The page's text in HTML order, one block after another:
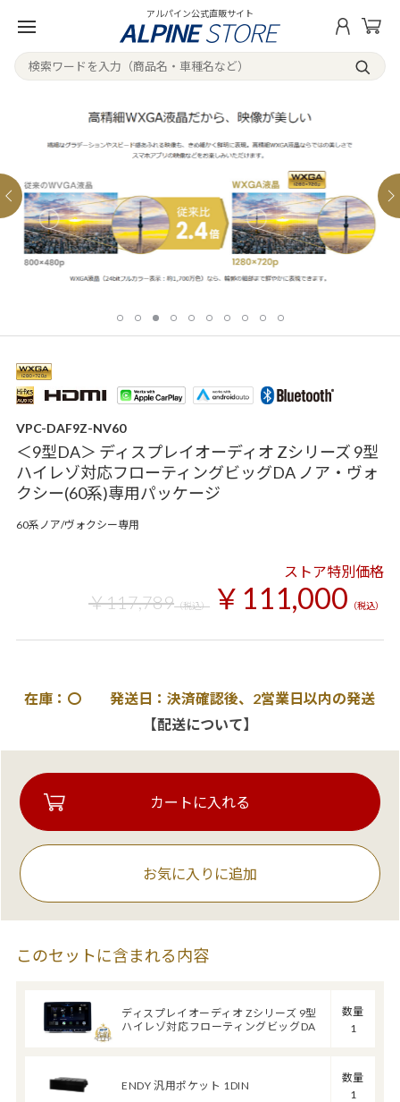
アルパイン公式直販サイト
VPC-DAF9Z-NV60
＜9型DA＞ ディスプレイオーディオ Zシリーズ 9型
ハイレゾ対応フローティングビッグDA ノア・ヴォ
クシー(60系)専用パッケージ
60系ノア/ヴォクシー専用
ストア特別価格
￥117,789（税込） ￥111,000 （税込）
在庫：〇 発送日：決済確認後、2営業日以内の発送
【配送について】
お気に入りに追加
このセットに含まれる内容
ディスプレイオーディオ Zシリーズ 9型
ハイレゾ対応フローティングビッグDA
数量
1
ENDY 汎用ポケット 1DIN
数量
1